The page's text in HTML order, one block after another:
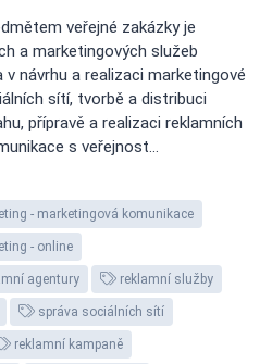
veřejné zakázky je
a marketingových služeb
návrhu a realizaci marketingové
sítí, tvorbě a distribuci
přípravě a realizaci reklamních
s veřejnost...
- marketingová komunikace
- online
agentury reklamní služby
správa sociálních sítí
reklamní kampaně